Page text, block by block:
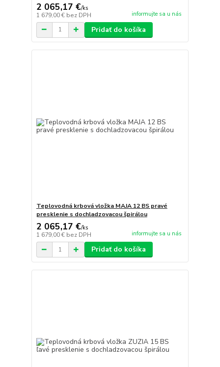
2 065,17 €/ks
1 679,00 € bez DPH informujte sa u nás
Pridať do košíka
Teplovodná krbová vložka MAJA 12 BS pravé
presklenie s dochladzovacou špirálou
2 065,17 €/ks
1 679,00 € bez DPH informujte sa u nás
Pridať do košíka